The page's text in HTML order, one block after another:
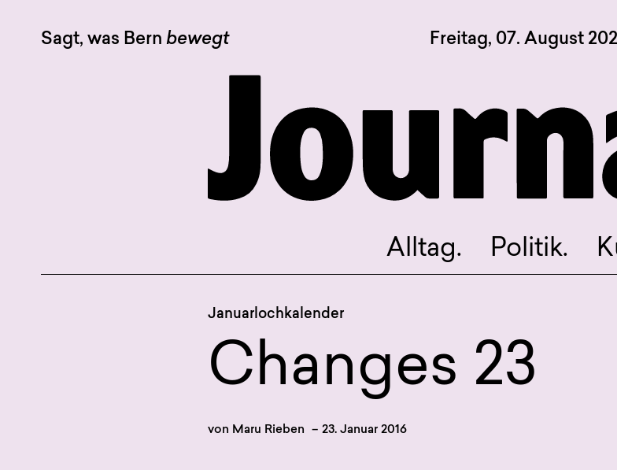
Freitag, 07. August
Alltag. Politik.
Sagt, was Bern bewegt
Blog.
Suche.
BLUESKY
Januarlochkalender
Changes 23
von Maru Rieben – 23. Januar 2016